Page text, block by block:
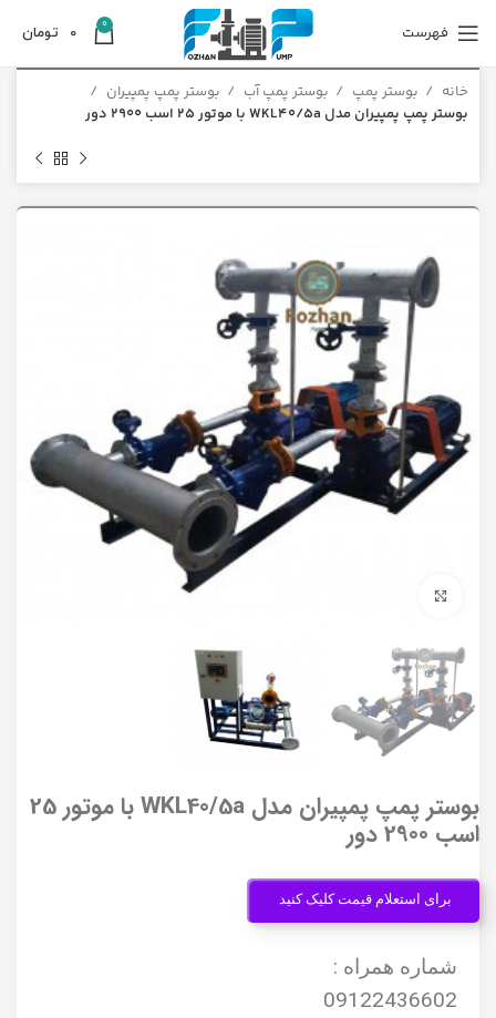
فهرست 0
0 تومان
خانه بوستر پمپ بوستر پمپ آب
بوستر پمپ پمپیران
بوستر پمپ پمپیران مدل WKL40/5a با موتور 25 اسب 2900 دور
بوستر پمپ پمپیران مدل WKL40/5a با موتور 25
اسب 2900 دور
برای استعلام قیمت کلیک کنید
شماره همراه :
09122436602